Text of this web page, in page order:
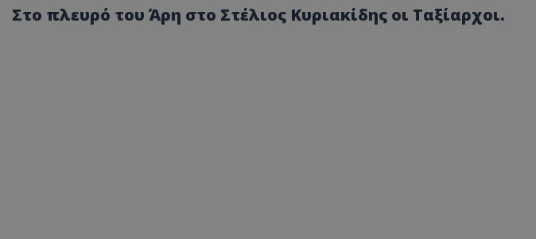
Στο πλευρό του Άρη στο Στέλιος Κυριακίδης οι Ταξίαρχοι.